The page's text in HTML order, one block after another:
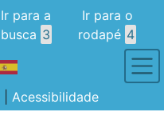
Ir para a
busca 3
Ir para o
rodapé 4
Acessibilidade